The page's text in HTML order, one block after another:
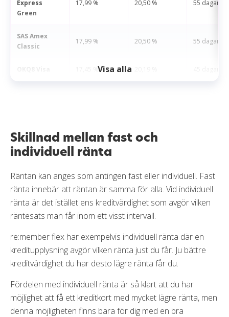
Express
Green
17,99 % 20,50 % 55 dagar
SAS Amex
Classic
17,99 % 20,50 % 55 dagar
17,45 %Visa alla
Skillnad mellan fast och
individuell ränta
Räntan kan anges som antingen fast eller individuell. Fast
ränta innebär att räntan är samma för alla. Vid individuell
ränta är det istället ens kreditvärdighet som avgör vilken
räntesats man får inom ett visst intervall.
re:member flex har exempelvis individuell ränta där en
kreditupplysning avgör vilken ränta just du får. Ju bättre
kreditvärdighet du har desto lägre ränta får du.
Fördelen med individuell ränta är så klart att du har
möjlighet att få ett kreditkort med mycket lägre ränta, men
denna möjligheten finns bara för dig med en bra